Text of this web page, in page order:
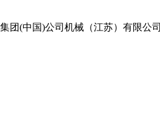
团(中国)公司机械（江苏）有限公司